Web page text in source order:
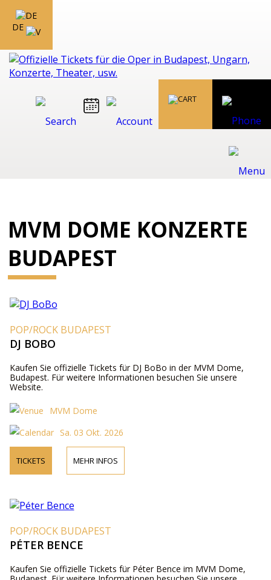
DE
MVM DOME KONZERTE
BUDAPEST
POP/ROCK BUDAPEST
DJ BOBO
Kaufen Sie offizielle Tickets für DJ BoBo in der MVM Dome,
Budapest. Für weitere Informationen besuchen Sie unsere
Website.
MVM Dome
Sa. 03 Okt. 2026
TICKETS MEHR INFOS
POP/ROCK BUDAPEST
PÉTER BENCE
Kaufen Sie offizielle Tickets für Péter Bence im MVM Dome,